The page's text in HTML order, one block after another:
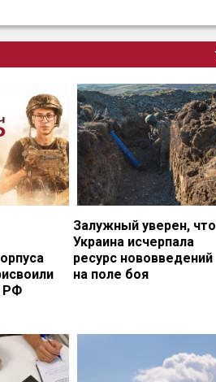
РФ
Залужный уверен, что
Украина исчерпала
ресурс нововведений
на поле боя